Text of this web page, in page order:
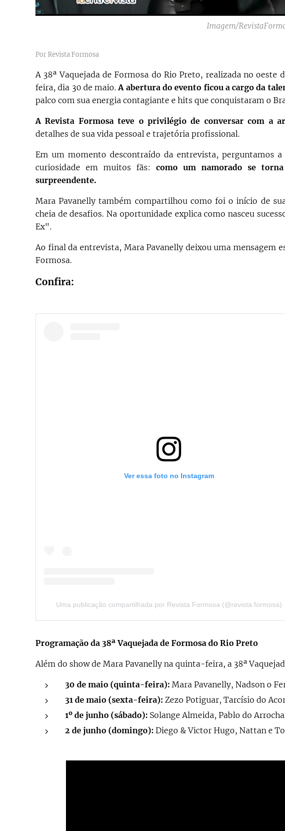
Imagem/
Por Revista Formosa
A 38ª Vaquejada de Formosa do Rio Preto, realizada no
feira, dia 30 de maio.A abertura do evento ficou a cargo da
palco com sua energia contagiante e hits que conquistaram o
A Revista Formosa teve o privilégio de conversar com a
detalhes de sua vida pessoal e trajetória profissional.
Em um momento descontraído da entrevista, perguntamos
curiosidade em muitos fãs:como um namorado se
surpreendente.
Mara Pavanelly também compartilhou como foi o início de
cheia de desafios. Na oportunidade explica como nasceu
Ex".
Ao final da entrevista, Mara Pavanelly deixou uma mensagem
Formosa.
Confira:
Ver essa foto no Instagram
Uma publicação compartilhada por Revista Formosa (@revista.formosa)
Programação da 38ª Vaquejada de Formosa do Rio Preto
Além do show de Mara Pavanelly na quinta-feira, a 38ª
30 de maio (quinta-feira): Mara Pavanelly, Nadson o
31 de maio (sexta-feira): Zezo Potiguar, Tarcísio do
1º de junho (sábado): Solange Almeida, Pablo do
2 de junho (domingo): Diego & Victor Hugo, Nattan e